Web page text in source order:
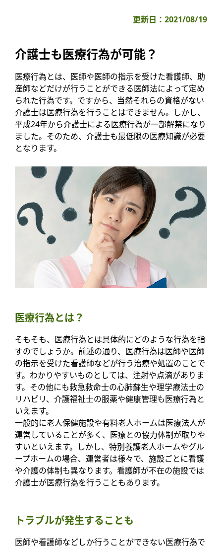
更新日： 2021/08/19
介護士も医療行為が可能？
医療行為とは、医師や医師の指示を受けた看護師、助
産師などだけが行うことができる医師法によって定め
られた行為です。ですから、当然それらの資格がない
介護士は医療行為を行うことはできません。しかし、
平成24年から介護士による医療行為が一部解禁になり
ました。そのため、介護士も最低限の医療知識が必要
となります。
医療行為とは？
そもそも、医療行為とは具体的にどのような行為を指
すのでしょうか。前述の通り、医療行為は医師や医師
の指示を受けた看護師などが行う治療や処置のことで
す。わかりやすいものとしては、注射や点滴がありま
す。その他にも救急救命士の心肺蘇生や理学療法士の
リハビリ、介護福祉士の服薬や健康管理も医療行為と
いえます。
一般的に老人保健施設や有料老人ホームは医療法人が
運営していることが多く、医療との協力体制が取りや
すいといえます。しかし、特別養護老人ホームやグル
ープホームの場合、運営者は様々で、施設ごとに看護
や介護の体制も異なります。看護師が不在の施設では
介護士が医療行為を行うこともあります。
トラブルが発生することも
医師や看護師などしか行うことができない医療行為で